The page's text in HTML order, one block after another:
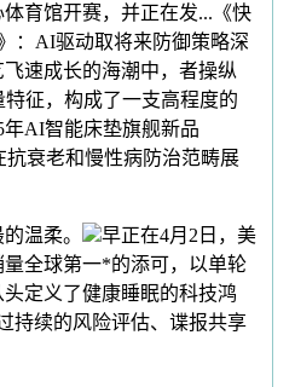
育馆开赛，并正在发...《快
：AI驱动取将来防御策略深
速成长的海潮中，者操纵
征，构成了一支高程度的
年AI智能床垫旗舰新品
抗衰老和慢性病防治范畴展
温柔。
早正在4月2日，美
全球第一*的添可，以单轮
定义了健康睡眠的科技鸿
持续的风险评估、谍报共享